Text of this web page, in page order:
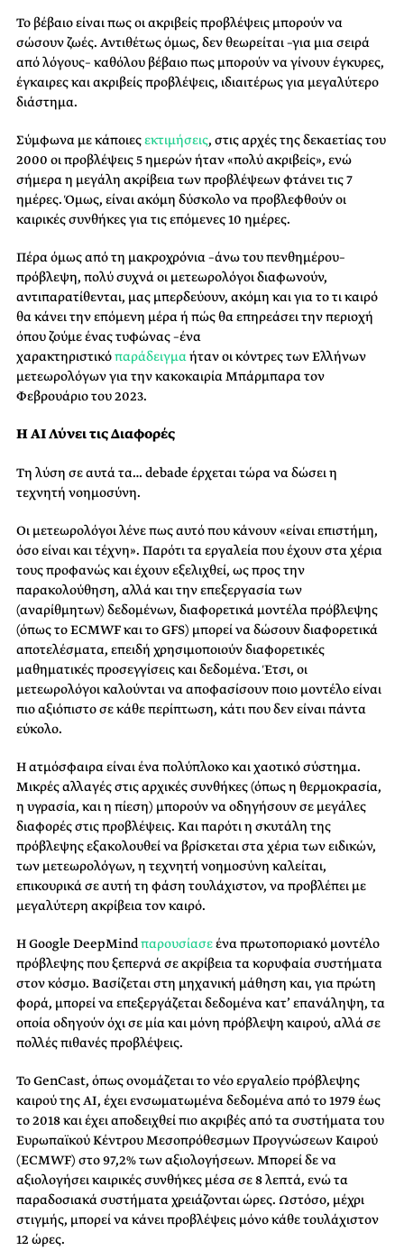
Το βέβαιο είναι πως οι ακριβείς προβλέψεις μπορούν να
σώσουν ζωές. Αντιθέτως όμως, δεν θεωρείται –για μια σειρά
από λόγους– καθόλου βέβαιο πως μπορούν να γίνουν έγκυρες,
έγκαιρες και ακριβείς προβλέψεις, ιδιαιτέρως για μεγαλύτερο
διάστημα.
Σύμφωνα με κάποιεςεκτιμήσεις, στις αρχές της δεκαετίας του
2000 οι προβλέψεις 5 ημερών ήταν «πολύ ακριβείς», ενώ
σήμερα η μεγάλη ακρίβεια των προβλέψεων φτάνει τις 7
ημέρες. Όμως, είναι ακόμη δύσκολο να προβλεφθούν οι
καιρικές συνθήκες για τις επόμενες 10 ημέρες.
Πέρα όμως από τη μακροχρόνια –άνω του πενθημέρου–
πρόβλεψη, πολύ συχνά οι μετεωρολόγοι διαφωνούν,
αντιπαρατίθενται, μας μπερδεύουν, ακόμη και για το τι καιρό
θα κάνει την επόμενη μέρα ή πώς θα επηρεάσει την περιοχή
όπου ζούμε ένας τυφώνας –ένα
χαρακτηριστικόπαράδειγμαήταν οι κόντρες των Ελλήνων
μετεωρολόγων για την κακοκαιρία Μπάρμπαρα τον
Φεβρουάριο του 2023.
Η AI Λύνει τις Διαφορές
Τη λύση σε αυτά τα… debade έρχεται τώρα να δώσει η
τεχνητή νοημοσύνη.
Οι μετεωρολόγοι λένε πως αυτό που κάνουν «είναι επιστήμη,
όσο είναι και τέχνη». Παρότι τα εργαλεία που έχουν στα χέρια
τους προφανώς και έχουν εξελιχθεί, ως προς την
παρακολούθηση, αλλά και την επεξεργασία των
(αναρίθμητων) δεδομένων, διαφορετικά μοντέλα πρόβλεψης
(όπως το ECMWF και το GFS) μπορεί να δώσουν διαφορετικά
αποτελέσματα, επειδή χρησιμοποιούν διαφορετικές
μαθηματικές προσεγγίσεις και δεδομένα. Έτσι, οι
μετεωρολόγοι καλούνται να αποφασίσουν ποιο μοντέλο είναι
πιο αξιόπιστο σε κάθε περίπτωση, κάτι που δεν είναι πάντα
εύκολο.
Η ατμόσφαιρα είναι ένα πολύπλοκο και χαοτικό σύστημα.
Μικρές αλλαγές στις αρχικές συνθήκες (όπως η θερμοκρασία,
η υγρασία, και η πίεση) μπορούν να οδηγήσουν σε μεγάλες
διαφορές στις προβλέψεις. Και παρότι η σκυτάλη της
πρόβλεψης εξακολουθεί να βρίσκεται στα χέρια των ειδικών,
των μετεωρολόγων, η τεχνητή νοημοσύνη καλείται,
επικουρικά σε αυτή τη φάση τουλάχιστον, να προβλέπει με
μεγαλύτερη ακρίβεια τον καιρό.
Η Google DeepMindπαρουσίασεένα πρωτοποριακό μοντέλο
πρόβλεψης που ξεπερνά σε ακρίβεια τα κορυφαία συστήματα
στον κόσμο. Βασίζεται στη μηχανική μάθηση και, για πρώτη
φορά, μπορεί να επεξεργάζεται δεδομένα κατ’ επανάληψη, τα
οποία οδηγούν όχι σε μία και μόνη πρόβλεψη καιρού, αλλά σε
πολλές πιθανές προβλέψεις.
Το GenCast, όπως ονομάζεται το νέο εργαλείο πρόβλεψης
καιρού της AI, έχει ενσωματωμένα δεδομένα από το 1979 έως
το 2018 και έχει αποδειχθεί πιο ακριβές από τα συστήματα του
Ευρωπαϊκού Κέντρου Μεσοπρόθεσμων Προγνώσεων Καιρού
(ECMWF) στο 97,2% των αξιολογήσεων. Μπορεί δε να
αξιολογήσει καιρικές συνθήκες μέσα σε 8 λεπτά, ενώ τα
παραδοσιακά συστήματα χρειάζονται ώρες. Ωστόσο, μέχρι
στιγμής, μπορεί να κάνει προβλέψεις μόνο κάθε τουλάχιστον
12 ώρες.